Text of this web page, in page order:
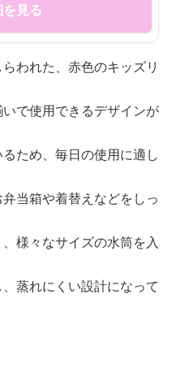
見る
われた、赤色のキッズリ
で使用できるデザインが
ため、毎日の使用に適し
当箱や着替えなどをしっ
様々なサイズの水筒を入
蒸れにくい設計になって